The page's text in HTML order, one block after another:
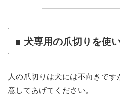
■ 犬専用の爪切りを使
人の爪切りは犬には不向きで
意してあげてください。